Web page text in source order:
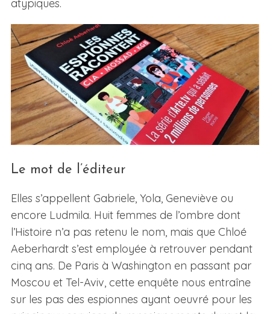
atypiques.
Le mot de l’éditeur
Elles s’appellent Gabriele, Yola, Geneviève ou
encore Ludmila. Huit femmes de l’ombre dont
l’Histoire n’a pas retenu le nom, mais que Chloé
Aeberhardt s’est employée à retrouver pendant
cinq ans. De Paris à Washington en passant par
Moscou et Tel-Aviv, cette enquête nous entraîne
sur les pas des espionnes ayant oeuvré pour les